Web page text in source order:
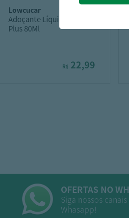
lowcucar
Adoçante Líquido Stevia
Plus 80Ml
R$ 22,99
OFERTAS NO
Siga nossos
Whasapp!